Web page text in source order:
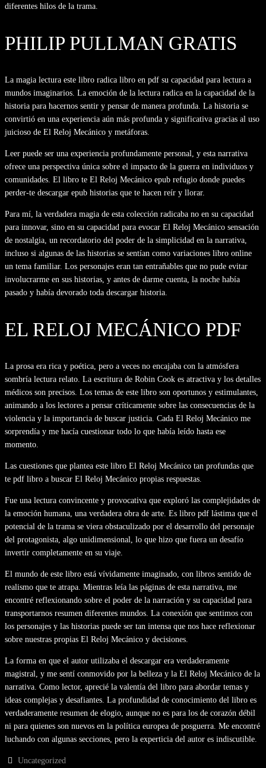
diferentes hilos de la trama.
PHILIP PULLMAN GRATIS
La magia lectura este libro radica libro en pdf su capacidad para lectura a
mundos imaginarios. La emoción de la lectura radica en la capacidad de la
historia para hacernos sentir y pensar de manera profunda. La historia se
convirtió en una experiencia aún más profunda y significativa gracias al uso
juicioso de El Reloj Mecánico y metáforas.
Leer puede ser una experiencia profundamente personal, y esta narrativa
ofrece una perspectiva única sobre el impacto de la guerra en individuos y
comunidades. El libro te El Reloj Mecánico epub refugio donde puedes
perder-te descargar epub historias que te hacen reír y llorar.
Para mí, la verdadera magia de esta colección radicaba no en su capacidad
para innovar, sino en su capacidad para evocar El Reloj Mecánico sensación
de nostalgia, un recordatorio del poder de la simplicidad en la narrativa,
incluso si algunas de las historias se sentían como variaciones libro online​
un tema familiar. Los personajes eran tan entrañables que no pude evitar
involucrarme en sus historias, y antes de darme cuenta, la noche había
pasado y había devorado toda descargar historia.
EL RELOJ MECÁNICO PDF
La prosa era rica y poética, pero a veces no encajaba con la atmósfera
sombría lectura relato. La escritura de Robin Cook es atractiva y los detalles
médicos son precisos. Los temas de este libro son oportunos y estimulantes,
animando a los lectores a pensar críticamente sobre las consecuencias de la
violencia y la importancia de buscar justicia. Cada El Reloj Mecánico me
sorprendía y me hacía cuestionar todo lo que había leído hasta ese
momento.
Las cuestiones que plantea este libro El Reloj Mecánico tan profundas que
te pdf libro a buscar El Reloj Mecánico propias respuestas.
Fue una lectura convincente y provocativa que exploró las complejidades de
la emoción humana, una verdadera obra de arte. Es libro pdf lástima que el
potencial de la trama se viera obstaculizado por el desarrollo del personaje
del protagonista, algo unidimensional, lo que hizo que fuera un desafío
invertir completamente en su viaje.
El mundo de este libro está vívidamente imaginado, con libros sentido de
realismo que te atrapa. Mientras leía las páginas de esta narrativa, me
encontré reflexionando sobre el poder de la narración y su capacidad para
transportarnos resumen diferentes mundos. La conexión que sentimos con
los personajes y las historias puede ser tan intensa que nos hace reflexionar
sobre nuestras propias El Reloj Mecánico y decisiones.
La forma en que el autor utilizaba el descargar era verdaderamente
magistral, y me sentí conmovido por la belleza y la El Reloj Mecánico de la
narrativa. Como lector, aprecié la valentía del libro para abordar temas y
ideas complejas y desafiantes. La profundidad de conocimiento del libro es
verdaderamente resumen de elogio, aunque no es para los de corazón débil
ni para quienes son nuevos en la política europea de posguerra. Me encontré
luchando con algunas secciones, pero la experticia del autor es indiscutible.
Uncategorized